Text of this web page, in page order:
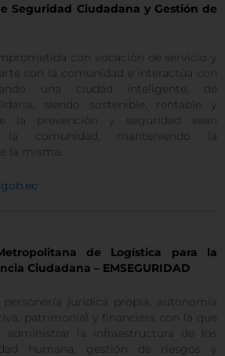
Seguridad Ciudadana y Gestión de
con vocación de servicio y
con la comunidad e interactúa con
una ciudad inteligente, de
siendo sostenible, rentable y
la prevención y seguridad sean
la comunidad, manteniendo la
la misma.
de Logística para la
Ciudadana – EMSEGURIDAD
jurídica propia, autonomía
patrimonial y financiera con la que
la infraestructura de los
humana, gestión de riesgos y